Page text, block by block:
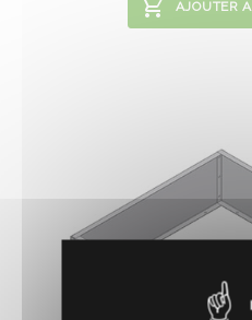
AJOUTER